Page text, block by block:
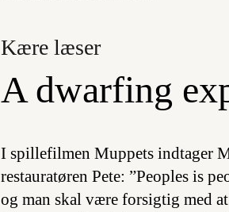
Kære læser
A dwarfing
I spillefilmen Muppets indtager
restauratøren Pete: ”Peoples is
og man skal være forsigtig med